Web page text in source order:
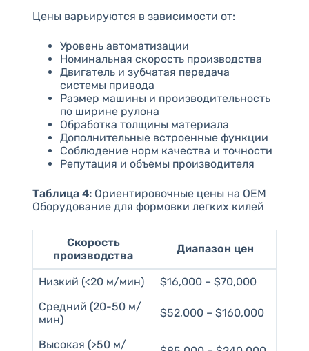
Цены варьируются в зависимости от:
Уровень автоматизации
Номинальная скорость производства
Двигатель и зубчатая передача
системы привода
Размер машины и производительность
по ширине рулона
Обработка толщины материала
Дополнительные встроенные функции
Соблюдение норм качества и точности
Репутация и объемы производителя
Таблица 4:Ориентировочные цены на OEM
Оборудование для формовки легких килей
Скорость
производства
Диапазон цен
Низкий (<20 м/мин)
$16,000 – $70,000
Средний (20-50 м/
мин)
$52,000 – $160,000
Высокая (>50 м/